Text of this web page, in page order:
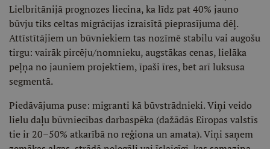
Lielbritānijā prognozes liecina, ka līdz pat 40% jauno
būvju tiks celtas migrācijas izraisītā pieprasījuma dēļ.
Attīstītājiem un būvniekiem tas nozīmē stabilu vai augošu
tirgu: vairāk pircēju/nomnieku, augstākas cenas, lielāka
peļņa no jauniem projektiem, īpaši īres, bet arī luksusa
segmentā.
Piedāvājuma puse: migranti kā būvstrādnieki. Viņi veido
lielu daļu būvniecības darbaspēka (dažādās Eiropas valstīs
tie ir 20–50% atkarībā no reģiona un amata). Viņi saņem